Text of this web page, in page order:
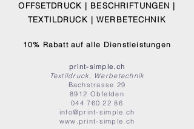
OFFSETDRUCK | BESCHRIFTUNGEN |
TEXTILDRUCK | WERBETECHNIK
10% Rabatt auf alle Dienstleistungen
print-simple.ch
Textildruck, Werbetechnik
Bachstrasse 29
8912 Obfelden
044 760 22 86
info@print-simple.ch
www.print-simple.ch